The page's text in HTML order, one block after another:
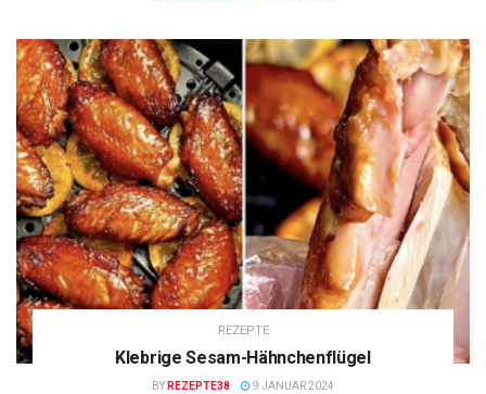
REZEPTE
Klebrige Sesam-Hähnchenflügel
BY REZEPTE38 9 JANUAR 2024